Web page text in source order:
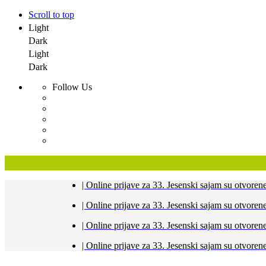
Scroll to top
Light
Dark
Light
Dark
Follow Us
| Online prijave za 33. Jesenski sajam su
| Online prijave za 33. Jesenski sajam su
| Online prijave za 33. Jesenski sajam su
| Online prijave za 33. Jesenski sajam su